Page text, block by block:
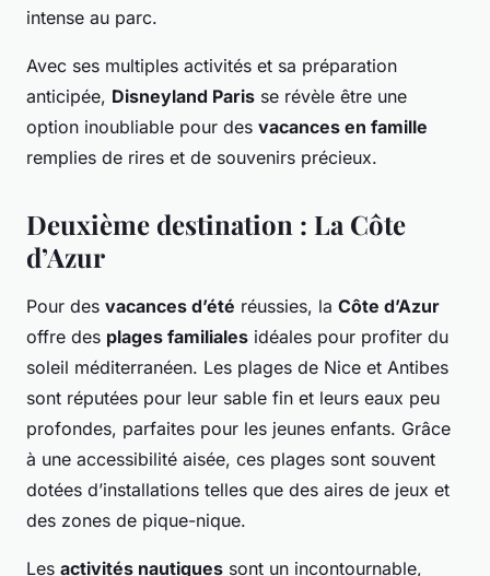
intense au parc.
Avec ses multiples activités et sa préparation
anticipée, Disneyland Paris se révèle être une
option inoubliable pour des vacances en famille
remplies de rires et de souvenirs précieux.
Deuxième destination : La Côte
d’Azur
Pour des vacances d’été réussies, la Côte d’Azur
offre des plages familiales idéales pour profiter du
soleil méditerranéen. Les plages de Nice et Antibes
sont réputées pour leur sable fin et leurs eaux peu
profondes, parfaites pour les jeunes enfants. Grâce
à une accessibilité aisée, ces plages sont souvent
dotées d’installations telles que des aires de jeux et
des zones de pique-nique.
Les activités nautiques sont un incontournable,